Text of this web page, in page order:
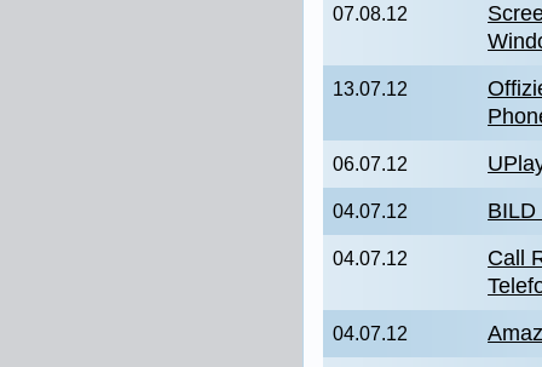
07.08.12
13.07.12
06.07.12
04.07.12 BILD
04.07.12
Call
04.07.12